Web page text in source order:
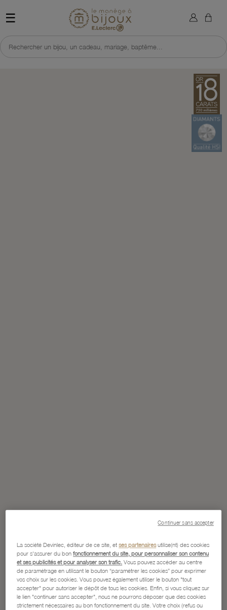
☰ Retour à l'accueil du site
Rechercher un bijou, un cadeau, mariage, baptême...
×
La société Devinlec, éditeur de ce site, etses partenairesutilise(nt) des cookies
pour s'assurer du bonfonctionnement du site, pour personnaliser son contenu
et ses publicités et pour analyser son trafic. Vous pouvez accéder au centre
de paramétrage en utilisant le bouton “paramétrer les cookies” pour exprimer
vos choix sur les cookies. Vous pouvez également utiliser le bouton "tout
accepter" pour autoriser le dépôt de tous les cookies. Enfin, si vous cliquez sur
le lien "continuer sans accepter", nous ne pourrons déposer que des cookies
strictement nécessaires au bon fonctionnement du site. Votre choix (refus ou
Continuer sans accepter